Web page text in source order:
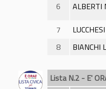
6
ALBERTI
7
8
BIANCHI
Lista N.2 - E'